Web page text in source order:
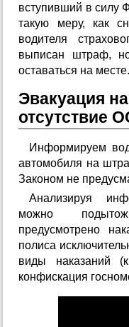
вступивший в силу
такую меру, как
водителя
выписан штраф,
оставаться на месте.
Эвакуация
отсутствие
Информируем
автомобиля на
Законом не
Анализируя
можно
предусмотрено
полиса
виды наказаний
конфискация